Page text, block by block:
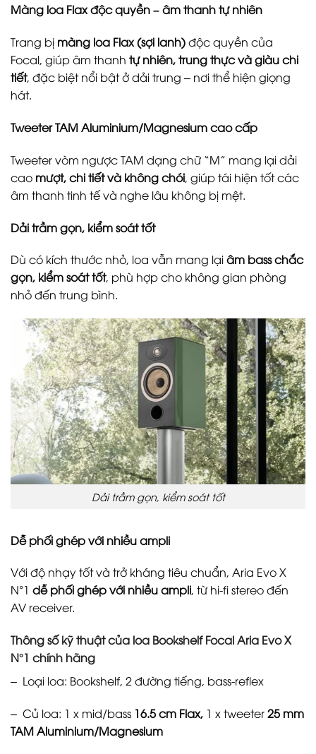
Màng loa Flax độc quyền – âm thanh tự nhiên
Trang bị màng loa Flax (sợi lanh)độc quyền của
Focal, giúp âm thanh tự nhiên, trung thực và giàu chi
tiết, đặc biệt nổi bật ở dải trung – nơi thể hiện giọng
hát.
Tweeter TAM Aluminium/Magnesium cao cấp
Tweeter vòm ngược TAM dạng chữ “M” mang lại dải
cao mượt, chi tiết và không chói, giúp tái hiện tốt các
âm thanh tinh tế và nghe lâu không bị mệt.
Dải trầm gọn, kiểm soát tốt
Dù có kích thước nhỏ, loa vẫn mang lạiâm bass chắc
gọn, kiểm soát tốt, phù hợp cho không gian phòng
nhỏ đến trung bình.
Dải trầm gọn, kiểm soát tốt
Dễ phối ghép với nhiều ampli
Với độ nhạy tốt và trở kháng tiêu chuẩn, Aria Evo X
N°1 dễ phối ghép với nhiều ampli, từ hi-fi stereo đến
AV receiver.
Thông số kỹ thuật của loa Bookshelf Focal Aria Evo X
N°1 chính hãng
– Loại loa: Bookshelf, 2 đường tiếng, bass-reflex
– Củ loa: 1 x mid/bass 16.5 cm Flax, 1 x tweeter25 mm
TAM Aluminium/Magnesium